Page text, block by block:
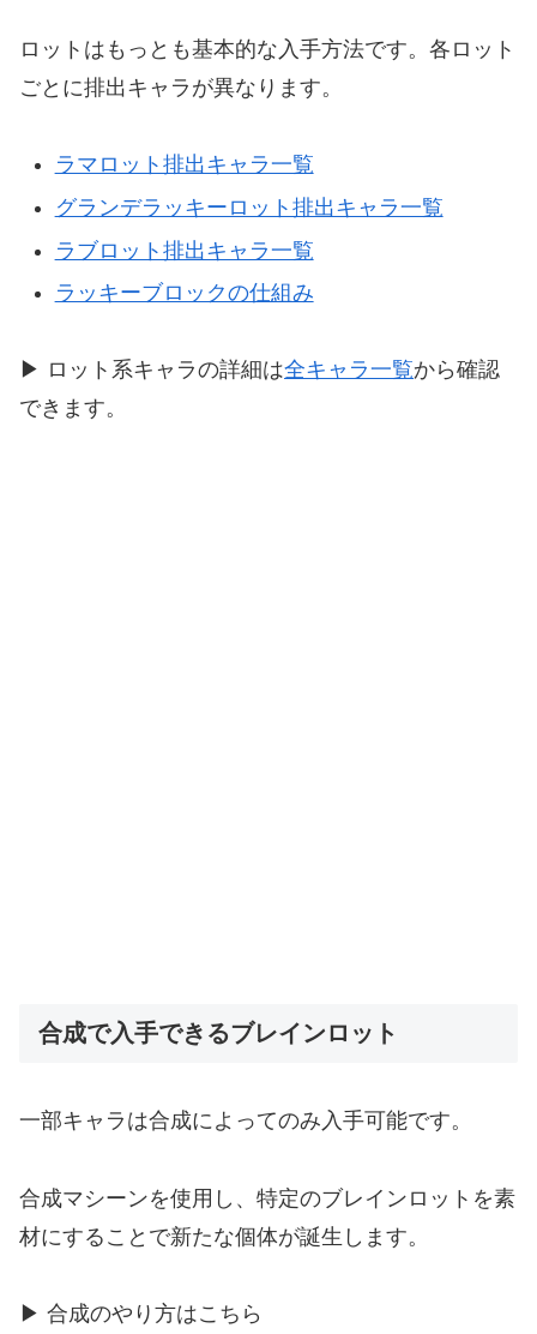
ロットはもっとも基本的な入手方法です。各ロット
ごとに排出キャラが異なります。
ラマロット排出キャラ一覧
グランデラッキーロット排出キャラ一覧
ラブロット排出キャラ一覧
ラッキーブロックの仕組み
▶ ロット系キャラの詳細は全キャラ一覧から確認
できます。
合成で入手できるブレインロット
一部キャラは合成によってのみ入手可能です。
合成マシーンを使用し、特定のブレインロットを素
材にすることで新たな個体が誕生します。
▶ 合成のやり方はこちら